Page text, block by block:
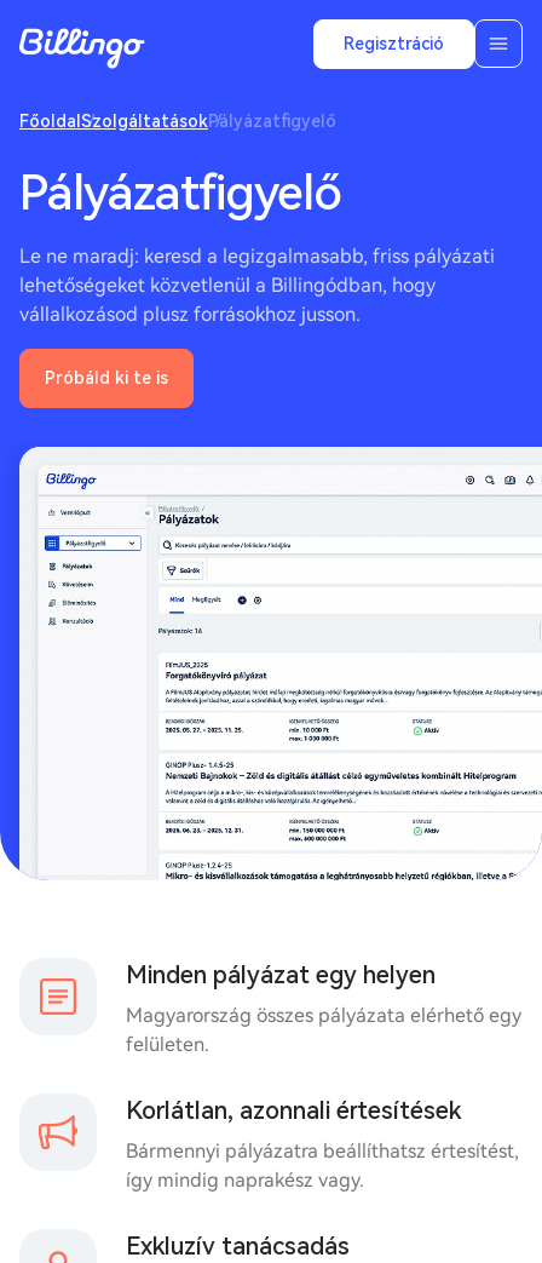
Regisztráció
Főoldal SzolgáltatásokPályázatfigyelő
Pályázatfigyelő
Le ne maradj: keresd a legizgalmasabb, friss pályázati
lehetőségeket közvetlenül a Billingódban, hogy
vállalkozásod plusz forrásokhoz jusson.
Próbáld ki te is
Minden pályázat egy helyen
Magyarország összes pályázata elérhető egy
felületen.
Korlátlan, azonnali értesítések
Bármennyi pályázatra beállíthatsz értesítést,
így mindig naprakész vagy.
Exkluzív tanácsadás